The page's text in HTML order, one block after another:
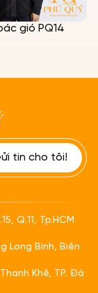
gió PQ14
Q.11, Tp.HCM
Long Bình, Biên
Khê, TP. Đà